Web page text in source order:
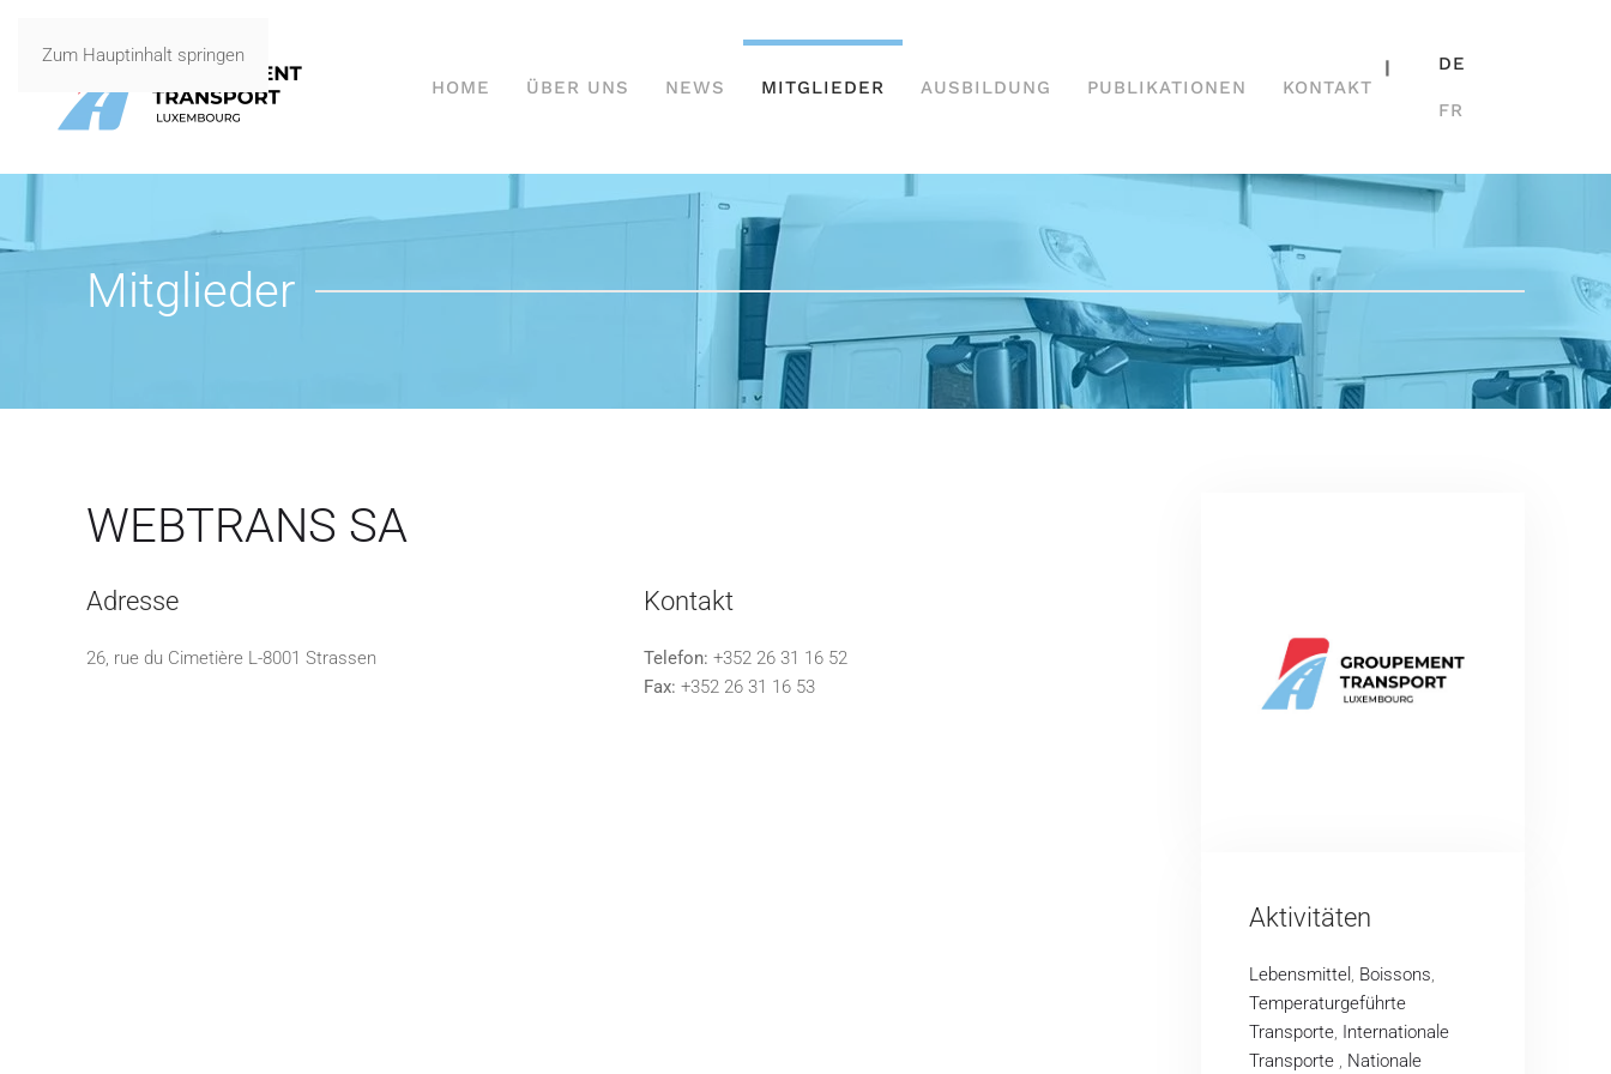
Zum Hauptinhalt springen
HOME
ÜBER UNS NEWS MITGLIEDER AUSBILDUNG PUBLIKATIONEN KONTAKT
| DE
FR
Mitglieder
WEBTRANS SA
Adresse
26, rue du Cimetière L-8001 Strassen
Kontakt
Telefon: +352 26 31 16 52
Fax: +352 26 31 16 53
Aktivitäten
Lebensmittel , Boissons,
Temperaturgeführte
Transporte, Internationale
Transporte , Nationale